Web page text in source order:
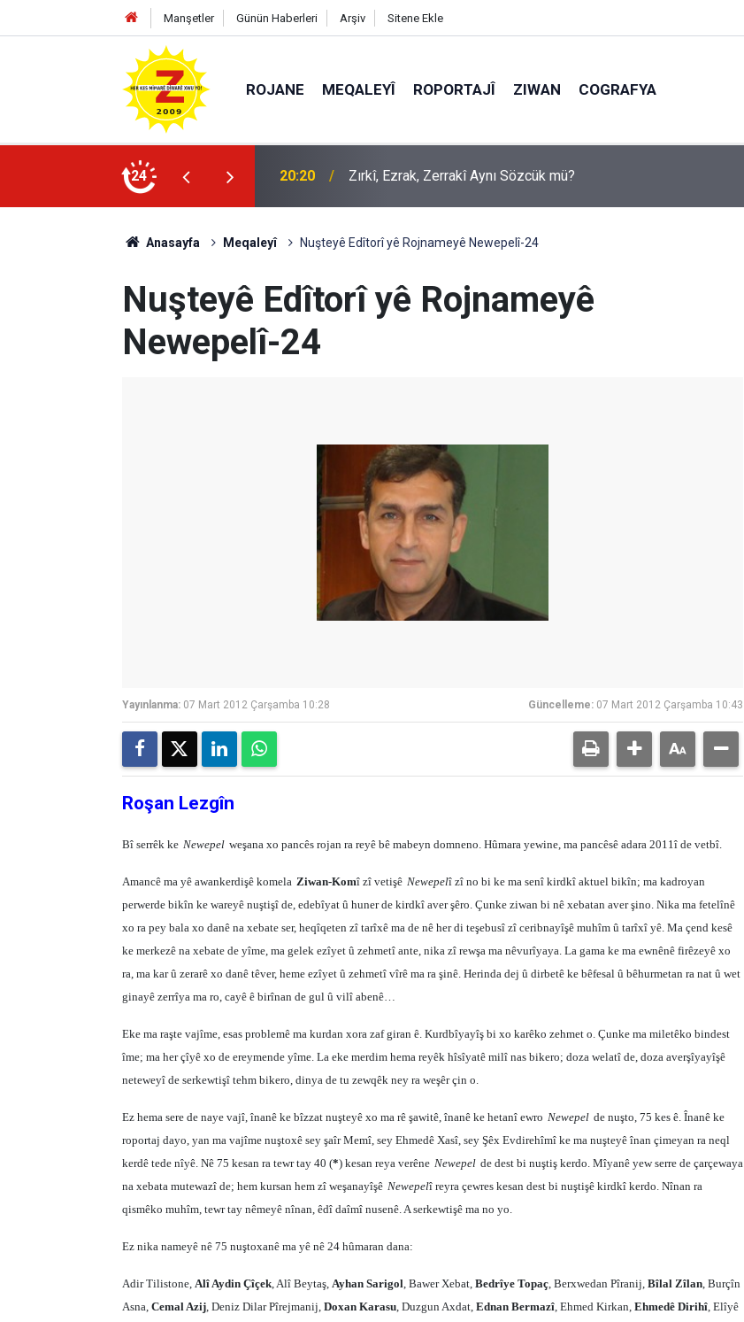
Manşetler Günün Haberleri Arşiv Sitene Ekle
ROJANE MEQALEYÎ ROPORTAJÎ ZIWAN COGRAFYA
24 09:56 Ji Zilma Partîzanan Nimûneyeka Piçûk
Anasayfa Meqaleyî Nuşteyê Edîtorî yê Rojnameyê Newepelî-24
Nuşteyê Edîtorî yê Rojnameyê
Newepelî-24
Yayınlanma: 07 Mart 2012 Çarşamba 10:28 Güncelleme: 07 Mart 2012 Çarşamba 10:43
Roşan Lezgîn
Bî serrêk ke Newepel weşana xo pancês rojan ra reyê bê mabeyn domneno. Hûmara yewine, ma pancêsê adara 2011î de vetbî.
Amancê ma yê awankerdişê komela Ziwan-Komî zî vetişê Newepelî zî no bi ke ma senî kirdkî aktuel bikîn; ma kadroyan
perwerde bikîn ke wareyê nuştişî de, edebîyat û huner de kirdkî aver şêro. Çunke ziwan bi nê xebatan aver şino. Nika ma fetelînê
xo ra pey bala xo danê na xebate ser, heqîqeten zî tarîxê ma de nê her di teşebusî zî ceribnayîşê muhîm û tarîxî yê. Ma çend kesê
ke merkezê na xebate de yîme, ma gelek ezîyet û zehmetî ante, nika zî rewşa ma nêvurîyaya. La gama ke ma ewnênê firêzeyê xo
ra, ma kar û zerarê xo danê têver, heme ezîyet û zehmetî vîrê ma ra şinê. Herinda dej û dirbetê ke bêfesal û bêhurmetan ra nat û wet
ginayê zerrîya ma ro, cayê ê birînan de gul û vilî abenê…
Eke ma raşte vajîme, esas problemê ma kurdan xora zaf giran ê. Kurdbîyayîş bi xo karêko zehmet o. Çunke ma miletêko bindest
îme; ma her çîyê xo de ereymende yîme. La eke merdim hema reyêk hîsîyatê milî nas bikero; doza welatî de, doza averşîyayîşê
neteweyî de serkewtişî tehm bikero, dinya de tu zewqêk ney ra weşêr çin o.
Ez hema sere de naye vajî, înanê ke bîzzat nuşteyê xo ma rê şawitê, înanê ke hetanî ewro Newepel de nuşto, 75 kes ê. Înanê ke
roportaj dayo, yan ma vajîme nuştoxê sey şaîr Memî, sey Ehmedê Xasî, sey Şêx Evdirehîmî ke ma nuşteyê înan çimeyan ra neql
kerdê tede nîyê. Nê 75 kesan ra tewr tay 40 (*) kesan reya verêne Newepel de dest bi nuştiş kerdo. Mîyanê yew serre de çarçewaya
na xebata mutewazî de; hem kursan hem zî weşanayîşê Newepelî reyra çewres kesan dest bi nuştişê kirdkî kerdo. Nînan ra
qismêko muhîm, tewr tay nêmeyê nînan, êdî daîmî nusenê. A serkewtişê ma no yo.
Ez nika nameyê nê 75 nuştoxanê ma yê nê 24 hûmaran dana:
Adir Tilistone, Alî Aydin Çîçek, Alî Beytaş, Ayhan Sarigol, Bawer Xebat, Bedrîye Topaç, Berxwedan Pîranij, Bîlal Zîlan, Burçîn
Asna, Cemal Azij, Deniz Dilar Pîrejmanij, Doxan Karasu, Duzgun Axdat, Ednan Bermazî, Ehmed Kirkan, Ehmedê Dirihî, Elîyê